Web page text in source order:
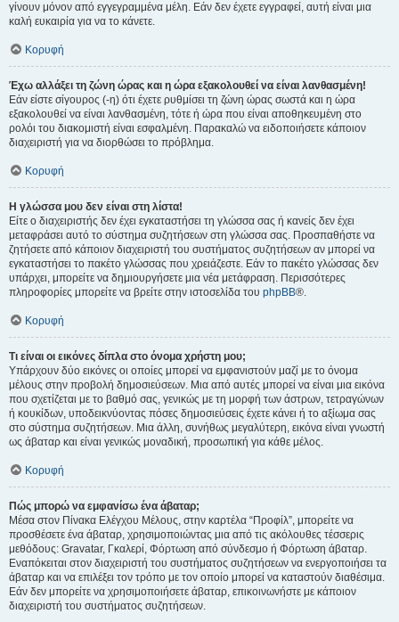
γίνουν μόνον από εγγεγραμμένα μέλη. Εάν δεν έχετε εγγραφεί, αυτή είναι μια
καλή ευκαιρία για να το κάνετε.
Κορυφή
Έχω αλλάξει τη ζώνη ώρας και η ώρα εξακολουθεί να είναι λανθασμένη!
Εάν είστε σίγουρος (-η) ότι έχετε ρυθμίσει τη ζώνη ώρας σωστά και η ώρα
εξακολουθεί να είναι λανθασμένη, τότε ή ώρα που είναι αποθηκευμένη στο
ρολόι του διακομιστή είναι εσφαλμένη. Παρακαλώ να ειδοποιήσετε κάποιον
διαχειριστή για να διορθώσει το πρόβλημα.
Κορυφή
Η γλώσσα μου δεν είναι στη λίστα!
Είτε ο διαχειριστής δεν έχει εγκαταστήσει τη γλώσσα σας ή κανείς δεν έχει
μεταφράσει αυτό το σύστημα συζητήσεων στη γλώσσα σας. Προσπαθήστε να
ζητήσετε από κάποιον διαχειριστή του συστήματος συζητήσεων αν μπορεί να
εγκαταστήσει το πακέτο γλώσσας που χρειάζεστε. Εάν το πακέτο γλώσσας δεν
υπάρχει, μπορείτε να δημιουργήσετε μια νέα μετάφραση. Περισσότερες
πληροφορίες μπορείτε να βρείτε στην ιστοσελίδα του phpBB®.
Κορυφή
Τι είναι οι εικόνες δίπλα στο όνομα χρήστη μου;
Υπάρχουν δύο εικόνες οι οποίες μπορεί να εμφανιστούν μαζί με το όνομα
μέλους στην προβολή δημοσιεύσεων. Μια από αυτές μπορεί να είναι μια εικόνα
που σχετίζεται με το βαθμό σας, γενικώς με τη μορφή των άστρων, τετραγώνων
ή κουκίδων, υποδεικνύοντας πόσες δημοσιεύσεις έχετε κάνει ή το αξίωμα σας
στο σύστημα συζητήσεων. Μια άλλη, συνήθως μεγαλύτερη, εικόνα είναι γνωστή
ως άβαταρ και είναι γενικώς μοναδική, προσωπική για κάθε μέλος.
Κορυφή
Πώς μπορώ να εμφανίσω ένα άβαταρ;
Μέσα στον Πίνακα Ελέγχου Μέλους, στην καρτέλα “Προφίλ”, μπορείτε να
προσθέσετε ένα άβαταρ, χρησιμοποιώντας μια από τις ακόλουθες τέσσερις
μεθόδους: Gravatar, Γκαλερί, Φόρτωση από σύνδεσμο ή Φόρτωση άβαταρ.
Εναπόκειται στον διαχειριστή του συστήματος συζητήσεων να ενεργοποιήσει τα
άβαταρ και να επιλέξει τον τρόπο με τον οποίο μπορεί να καταστούν διαθέσιμα.
Εάν δεν μπορείτε να χρησιμοποιήσετε άβαταρ, επικοινωνήστε με κάποιον
διαχειριστή του συστήματος συζητήσεων.